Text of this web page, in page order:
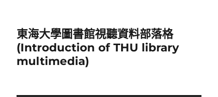
東海大學圖書館視聽資料部落格
(Introduction of THU library
multimedia)